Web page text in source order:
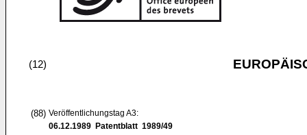
(12)
(88) Veröffentlichungstag A3:
06.12.1989 Patentblatt 1989/49